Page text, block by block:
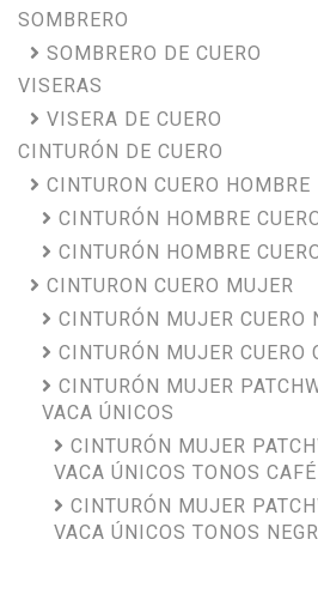
SOMBRERO
SOMBRERO DE CUERO
VISERAS
VISERA DE CUERO
CINTURÓN DE CUERO
CINTURON CUERO HOMBRE
CINTURÓN HOMBRE
CINTURÓN HOMBRE
CINTURON CUERO MUJER
CINTURÓN MUJER CUERO
CINTURÓN MUJER CUERO
CINTURÓN MUJER
VACA ÚNICOS
CINTURÓN MUJER
VACA ÚNICOS TONOS CAFÉ
CINTURÓN MUJER
VACA ÚNICOS TONOS